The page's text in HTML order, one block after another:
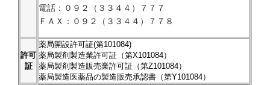
電話：０９２（３３４４）７７７
ＦＡＸ：０９２（３３４４）７７８
許可
証
薬局開設許可証(第101084)
薬局製剤製造業許可証（第X101084）
薬局製剤製造販売業許可証（第Z101084）
薬局製造医薬品の製造販売承認書（第Y101084）